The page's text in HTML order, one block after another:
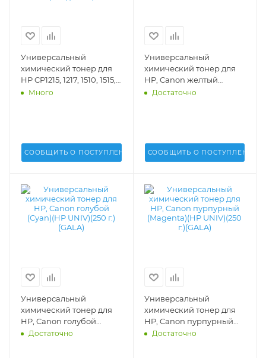
Универсальный
химический тонер для
HP CP1215, 1217, 1510, 1515,
M251, 276, 3800, 3600
Много
СООБЩИТЬ О ПОСТУПЛЕНИИ
Универсальный
химический тонер для
HP, Canon желтый
(Yellow)(HP UNIV)(250 г.)
Достаточно
СООБЩИТЬ О ПОСТУПЛЕНИИ
Универсальный
химический тонер для
HP, Canon голубой
(Cyan)(HP UNIV)(250 г.)
Достаточно
Универсальный
химический тонер для
HP, Canon пурпурный
(Magenta)(HP UNIV)(250
Достаточно